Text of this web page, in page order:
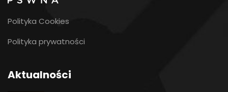
Polityka Cookies
Polityka prywatności
Aktualności